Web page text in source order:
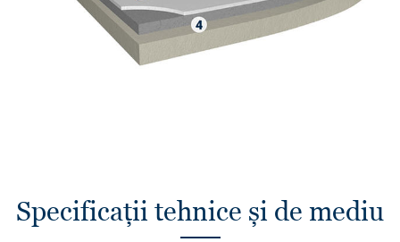
Specificații tehnice și de mediu